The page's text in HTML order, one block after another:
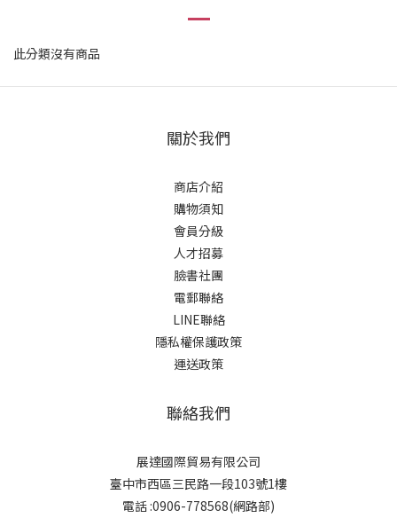
此分類沒有商品
關於我們
商店介紹
購物須知
會員分級
人才招募
臉書社團
電郵聯絡
LINE聯絡
隱私權保護政策
運送政策
聯絡我們
展達國際貿易有限公司
臺中市西區三民路一段103號1樓
電話 :0906-778568(網路部)